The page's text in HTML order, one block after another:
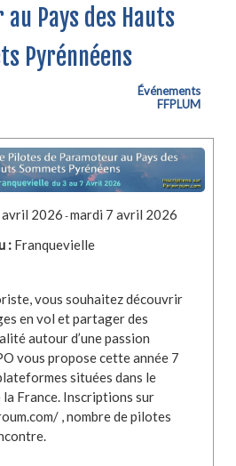
Pays des Hauts
Pyrénnéens
Événements
FFPLUM
2026 -mardi 7 avril 2026
:Franquevielle
vous souhaitez découvrir
en vol et partager des
autour d’une passion
vous propose cette année 7
situées dans le
France. Inscriptions sur
, nombre de pilotes